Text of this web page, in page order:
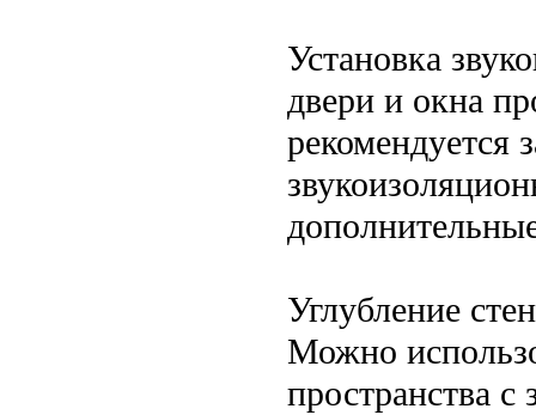
Установка
двери и окна
рекомендуется
Углубление
Можно
пространства